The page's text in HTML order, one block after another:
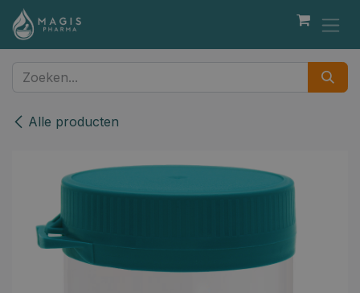
Overslaan naar inhoud
Alle producten